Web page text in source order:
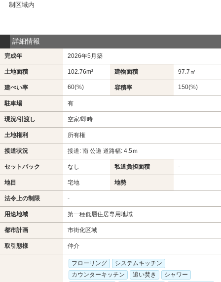
制区域内
詳細情報
完成年 2026年5月築
土地面積 102.76m² 建物面積 97.7㎡
建ぺい率 60(%) 容積率 150(%)
駐車場 有
現況/引渡し 空家/即時
土地権利 所有権
接道状況 接道: 南 公道 道路幅: 4.5ｍ
セットバック なし 私道負担面積 -
地目 宅地 地勢
法令上の制限 -
用途地域 第一種低層住居専用地域
都市計画 市街化区域
取引態様 仲介
フローリング
システムキッチン
カウンターキッチン
追い焚き
シャワー